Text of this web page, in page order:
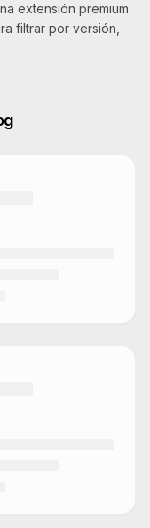
extensión premium
filtrar por versión,